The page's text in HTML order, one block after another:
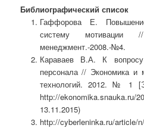
Библиографический список
Гаффорова Е.
систему мотивации
менеджмент.-2008.-№4.
Караваев В.А. К
персонала // Экономика и
технологий. 2012. № 1
http://ekonomika.snauka.ru/
13.11.2015)
http://cyberleninka.ru/article/